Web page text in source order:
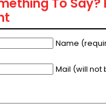
Name
Mail (will not